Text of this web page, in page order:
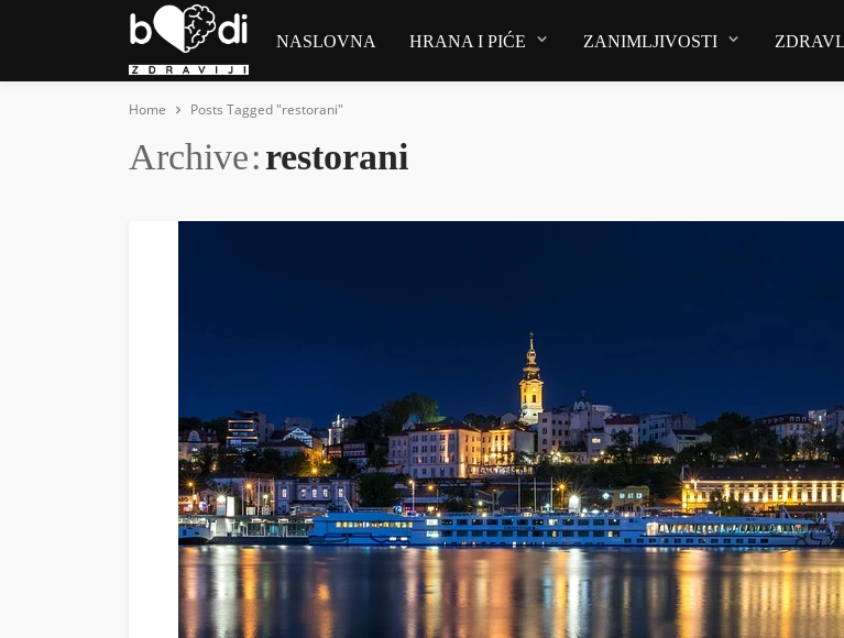
NASLOVNA HRANA I PIĆE ZANIMLJIVOSTI
Home Posts Tagged "restorani"
Archive restorani